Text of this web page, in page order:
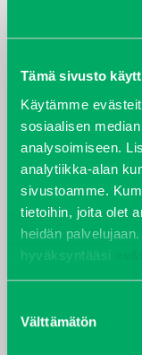
Tämä sivusto
Käytämme
sosiaalisen
analysoimiseen.
analytiikka-alan
sivustoamme.
tietoihin, joita olet
heidän
hyväksyntääsi
valinta
Välttämätön